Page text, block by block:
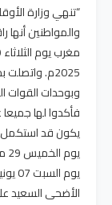
“تنهي وزارة
2025م.
وبوحدات القوات
فأكدوا لها
يكون قد استكمل
الأضحى السعيد